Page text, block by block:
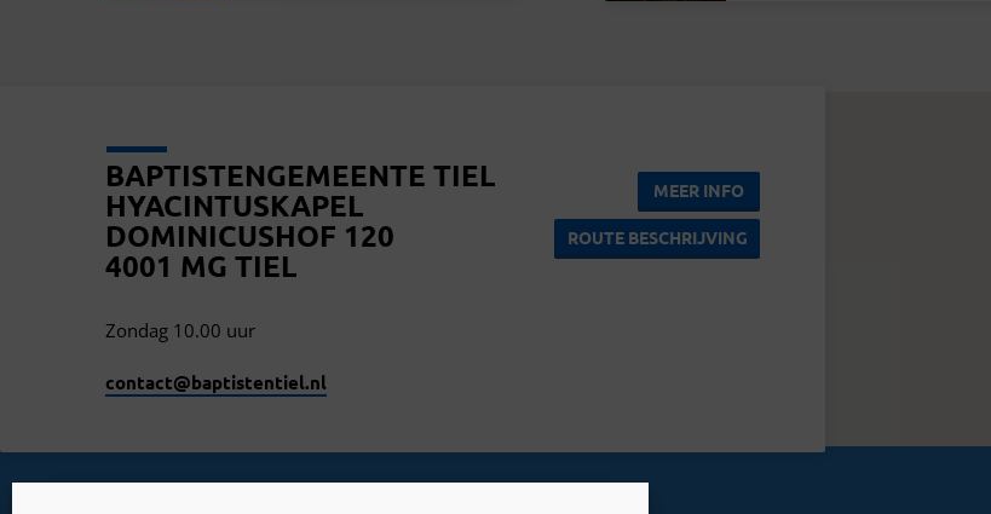
BAPTISTENGEMEENTE TIEL
HYACINTUSKAPEL
DOMINICUSHOF 120
4001 MG TIEL
MEER INFO
ROUTE BESCHRIJVING
Zondag 10.00 uur
contact​@baptistentiel.nl